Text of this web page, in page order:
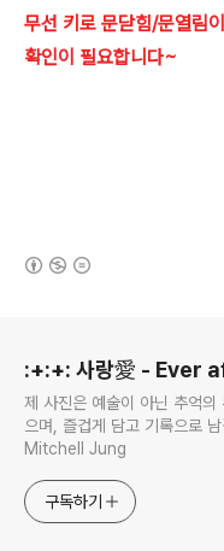
무선 키로 문닫힘/문열림
확인이 필요합니다~
:+:+: 사랑愛 - Ever
제 사진은 예술이 아닌 추억의 부분입니다.
으며, 즐겁게 담고 기록으로 남길뿐입니
Mitchell Jung
구독하기